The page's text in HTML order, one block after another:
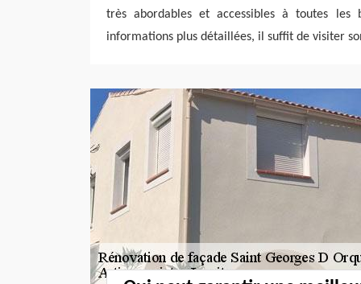
très abordables et accessibles à toutes les
informations plus détaillées, il suffit de visiter